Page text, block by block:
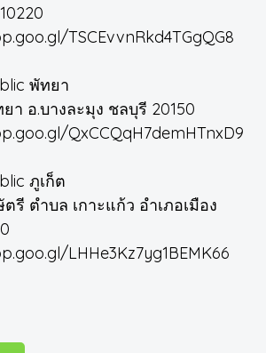
TSCEvvnRkd4TGgQG8
พัทยา
า อ.บางละมุง ชลบุรี 20150
QxCCQqH7demHTnxD9
ภูเก็ต
รี ตำบล เกาะแก้ว อำเภอเมือง
LHHe3Kz7yg1BEMK66